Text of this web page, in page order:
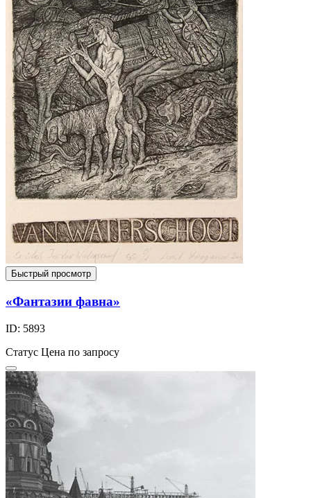
Быстрый просмотр
«Фантазии фавна»
ID: 5893
Статус Цена по запросу